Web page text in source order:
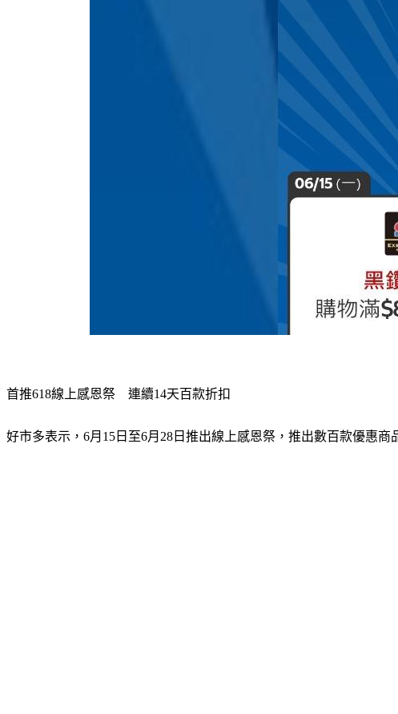
首推618線上感恩祭　連續14天百款折扣
好市多表示，6月15日至6月28日推出線上感恩祭，推出數百款優惠